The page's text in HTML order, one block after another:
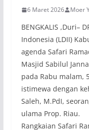
6 Maret 2026 Moer
BENGKALIS ,Duri–
Indonesia (LDII)
agenda Safari
Masjid Sabilul
pada Rabu malam,
istimewa dengan
Saleh, M.PdI,
ulama Prop. Riau.
Rangkaian Safari